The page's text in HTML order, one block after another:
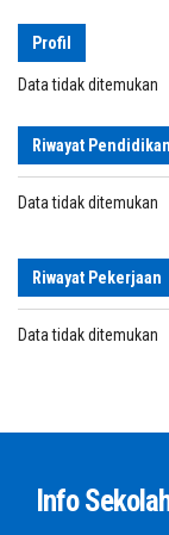
Profil
Data tidak ditemukan
Riwayat Pendidikan
Data tidak ditemukan
Riwayat Pekerjaan
Data tidak ditemukan
Info